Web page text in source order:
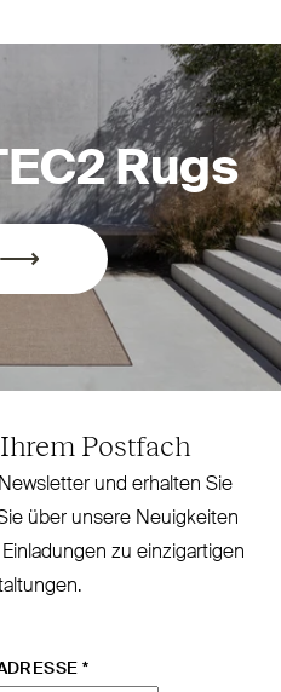
Rugs
Postfach
und erhalten Sie
über unsere Neu­igkeiten
zu ein­zig­artigen
*